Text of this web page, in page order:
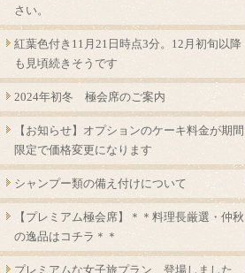
さい。
紅葉色付き11月21日時点3分。12月初旬以降
も見頃続きそうです
2024年初冬 極会席のご案内
【お知らせ】オプションのケーキ料金が期間
限定で価格変更になります
シャンプー類の備え付けについて
【プレミアム極会席】＊＊料理長厳選・仲秋
の逸品はコチラ＊＊
プレミアムな女子旅プラン 登場しました